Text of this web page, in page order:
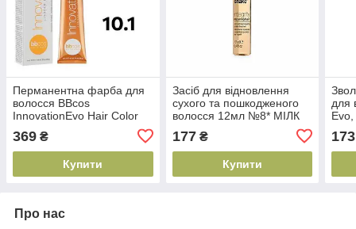
Перманентна фарба для
волосся BBcos
InnovationEvo Hair Color
екстра світло-попелястий,
100 мл (8051566442645)
369 ₴
Купити
Засіб для відновлення
сухого та пошкодженого
волосся 12мл №8* МІЛК
(2000000003177)
177₴
Купити
для
173
Про нас